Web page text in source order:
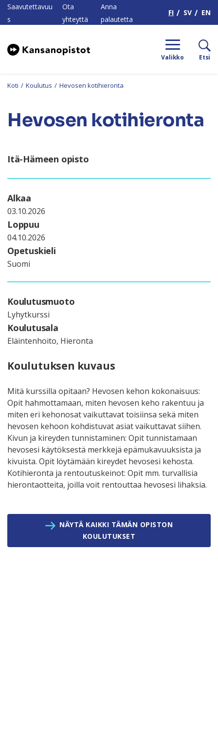
Saavutettavuu
s
Ota
yhteyttä
Anna
palautetta
FI SV EN
Valikko Etsi
Koti / Koulutus / Hevosen kotihieronta
Hevosen kotihieronta
Itä-Hämeen opisto
Alkaa
03.10.2026
Loppuu
04.10.2026
Opetuskieli
Suomi
Koulutusmuoto
Lyhytkurssi
Koulutusala
Eläintenhoito, Hieronta
Koulutuksen kuvaus
Mitä kurssilla opitaan? Hevosen kehon kokonaisuus:
Opit hahmottamaan, miten hevosen keho rakentuu ja
miten eri kehonosat vaikuttavat toisiinsa sekä miten
hevosen kehoon kohdistuvat asiat vaikuttavat siihen.
Kivun ja kireyden tunnistaminen: Opit tunnistamaan
hevosesi käytöksestä merkkejä epämukavuuksista ja
kivuista. Opit löytämään kireydet hevosesi kehosta.
Kotihieronta ja rentoutuskeinot: Opit mm. turvallisia
hierontaotteita, joilla voit rentouttaa hevosesi lihaksia.
NÄYTÄ KAIKKI TÄMÄN OPISTON
KOULUTUKSET